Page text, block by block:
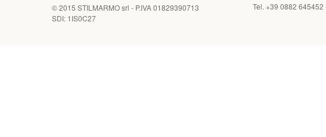
© 2015 STILMARMO srl - P.IVA 01829390713
SDI: 1IS0C27
Tel. +39 0882